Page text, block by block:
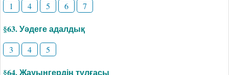
1 4 5 6 7
§63. Уәдеге адалдық
3 4 5
§64. Жауынгердің тұлғасы